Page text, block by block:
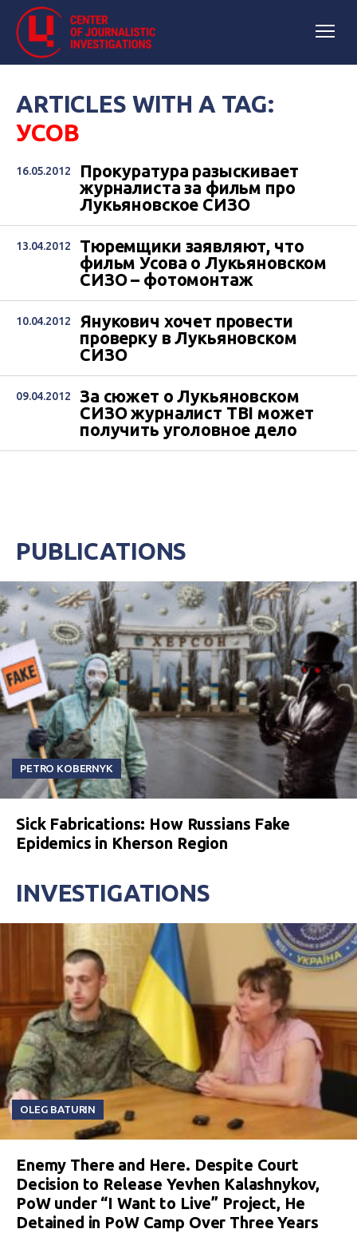
ARTICLES WITH A TAG:
УСОВ
16.05.2012
Прокуратура разыскивает
журналиста за фильм про
Лукьяновское СИЗО
13.04.2012
Тюремщики заявляют, что
фильм Усова о Лукьяновском
СИЗО – фотомонтаж
10.04.2012
Янукович хочет провести
проверку в Лукьяновском
СИЗО
09.04.2012
За сюжет о Лукьяновском
СИЗО журналист ТВІ может
получить уголовное дело
PUBLICATIONS
PETRO KOBERNYK
Sick Fabrications: How Russians Fake
Epidemics in Kherson Region
INVESTIGATIONS
OLEG BATURIN
Enemy There and Here. Despite Court
Decision to Release Yevhen Kalashnykov,
PoW under “I Want to Live” Project, He
Detained in PoW Camp Over Three Years